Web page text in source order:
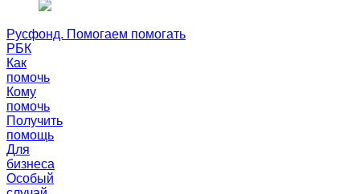
Русфонд. Помогаем помогать
РБК
Как
помочь
Кому
помочь
Получить
помощь
Для
бизнеса
Особый